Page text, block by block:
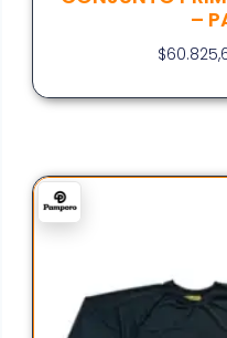
–
$